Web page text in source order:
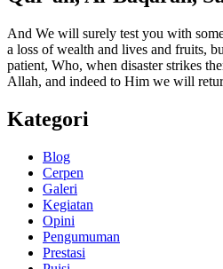
And We will surely test you with
a loss of wealth and lives and fruits,
patient, Who, when disaster strikes
Allah, and indeed to Him we will
Kategori
Blog
Cerpen
Galeri
Kegiatan
Opini
Pengumuman
Prestasi